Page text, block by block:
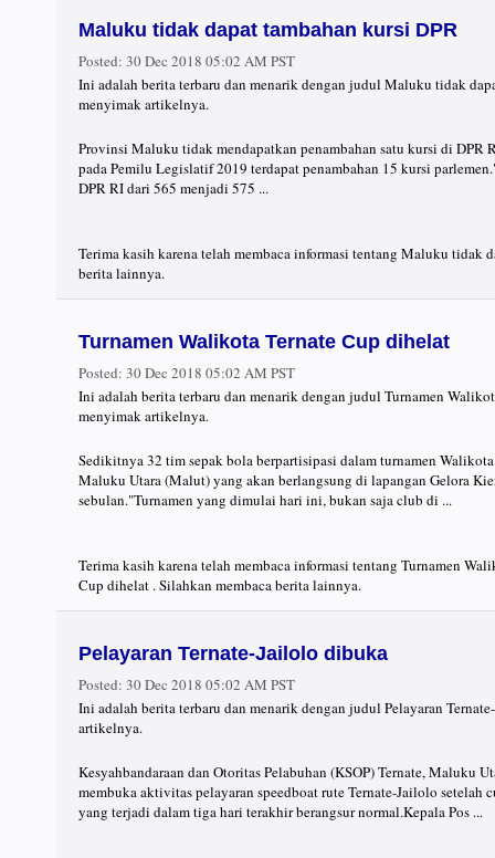
Maluku tidak dapat tambahan kursi DPR
Posted: 30 Dec 2018 05:02 AM PST
Ini adalah berita terbaru dan menarik dengan judul Maluku tidak
menyimak artikelnya.
Provinsi Maluku tidak mendapatkan penambahan satu kursi di DPR
pada Pemilu Legislatif 2019 terdapat penambahan 15 kursi
DPR RI dari 565 menjadi 575 ...
Terima kasih karena telah membaca informasi tentang Maluku tidak
berita lainnya.
Turnamen Walikota Ternate Cup dihelat
Posted: 30 Dec 2018 05:02 AM PST
Ini adalah berita terbaru dan menarik dengan judul Turnamen
menyimak artikelnya.
Sedikitnya 32 tim sepak bola berpartisipasi dalam turnamen
Maluku Utara (Malut) yang akan berlangsung di lapangan Gelora
sebulan."Turnamen yang dimulai hari ini, bukan saja club di ...
Terima kasih karena telah membaca informasi tentang Turnamen
Cup dihelat . Silahkan membaca berita lainnya.
Pelayaran Ternate-Jailolo dibuka
Posted: 30 Dec 2018 05:02 AM PST
Ini adalah berita terbaru dan menarik dengan judul Pelayaran
artikelnya.
Kesyahbandaraan dan Otoritas Pelabuhan (KSOP) Ternate, Maluku
membuka aktivitas pelayaran speedboat rute Ternate-Jailolo setelah
yang terjadi dalam tiga hari terakhir berangsur normal.Kepala Pos ...